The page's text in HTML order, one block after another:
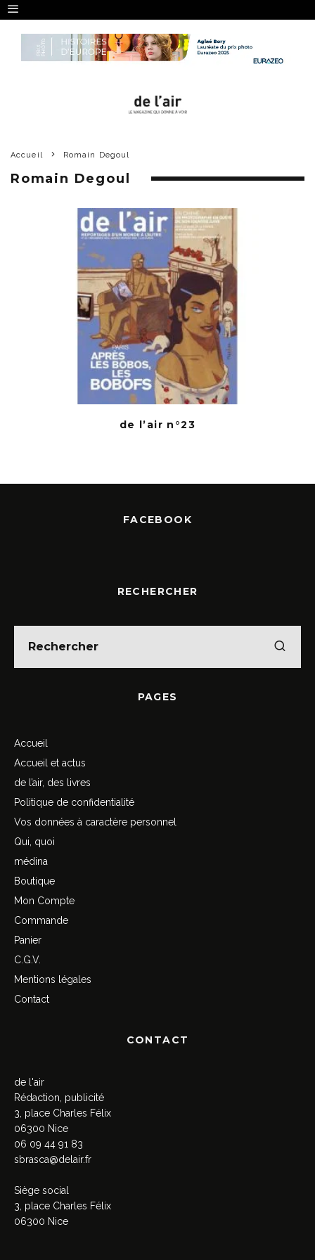
Accueil Romain Degoul
Romain Degoul
de l’air n°23
FACEBOOK
RECHERCHER
PAGES
Accueil
Accueil et actus
de l’air, des livres
Politique de confidentialité
Vos données à caractère personnel
Qui, quoi
médina
Boutique
Mon Compte
Commande
Panier
C.G.V.
Mentions légales
Contact
CONTACT
de l'air
Rédaction, publicité
3, place Charles Félix
06300 Nice
06 09 44 91 83
sbrasca@delair.fr
Siège social
3, place Charles Félix
06300 Nice